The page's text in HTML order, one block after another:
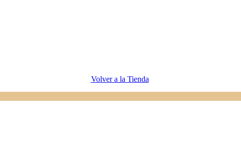
Volver a la Tienda